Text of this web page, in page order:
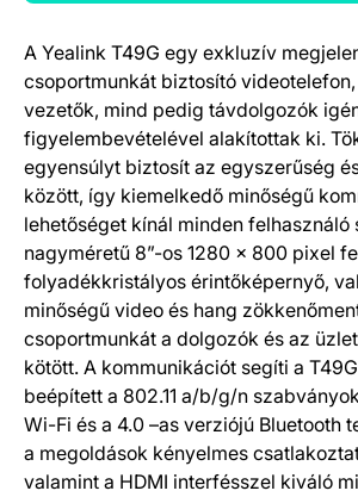
Termék részletek
A Yealink T49G egy exkluzív
csoportmunkát biztosító
vezetők, mind pedig távdolgozók
figyelembevételével alakítottak ki.
egyensúlyt biztosít az egyszerűség
között, így kiemelkedő minőségű
lehetőséget kínál minden felhasználó
nagyméretű 8”-os 1280 x 800 pixel
folyadékkristályos érintőképernyő,
minőségű video és hang
csoportmunkát a dolgozók és az
kötött. A kommunikációt segíti a
beépített a 802.11 a/b/g/n
Wi-Fi és a 4.0 –as verziójú Bluetooth
a megoldások kényelmes
valamint a HDMI interfésszel kiváló